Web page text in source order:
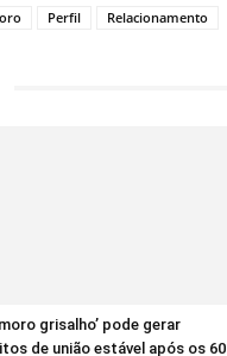
Perfil Relacionamento
grisalho’ pode gerar
de união estável após os 60